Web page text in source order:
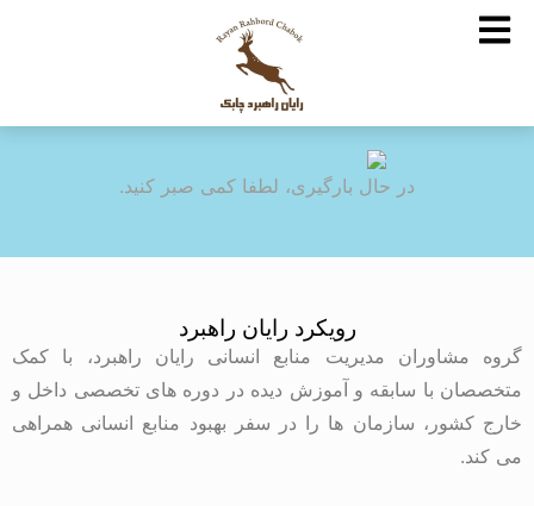
در حال بارگیری، لطفا کمی صبر کنید.
رویکرد رایان راهبرد
گروه مشاوران مدیریت منابع انسانی رایان راهبرد، با کمک
متخصصان با سابقه و آموزش دیده در دوره های تخصصی داخل و
خارج کشور، سازمان ها را در سفر بهبود منابع انسانی همراهی
می کند.